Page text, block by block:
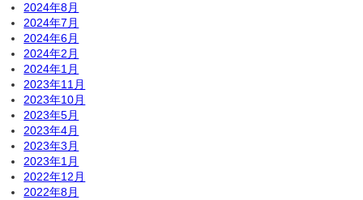
2024年8月
2024年7月
2024年6月
2024年2月
2024年1月
2023年11月
2023年10月
2023年5月
2023年4月
2023年3月
2023年1月
2022年12月
2022年8月